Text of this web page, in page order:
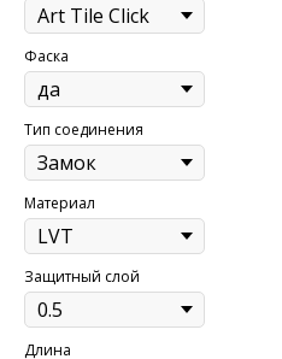
Фаска
Тип соединения
Материал
Защитный слой
Длина